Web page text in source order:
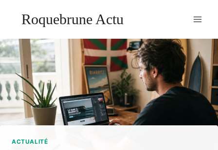
Roquebrune Actu
ACTUALITÉ